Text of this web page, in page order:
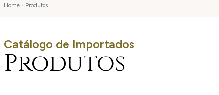
Home Produtos
Catálogo de Importados
Produtos